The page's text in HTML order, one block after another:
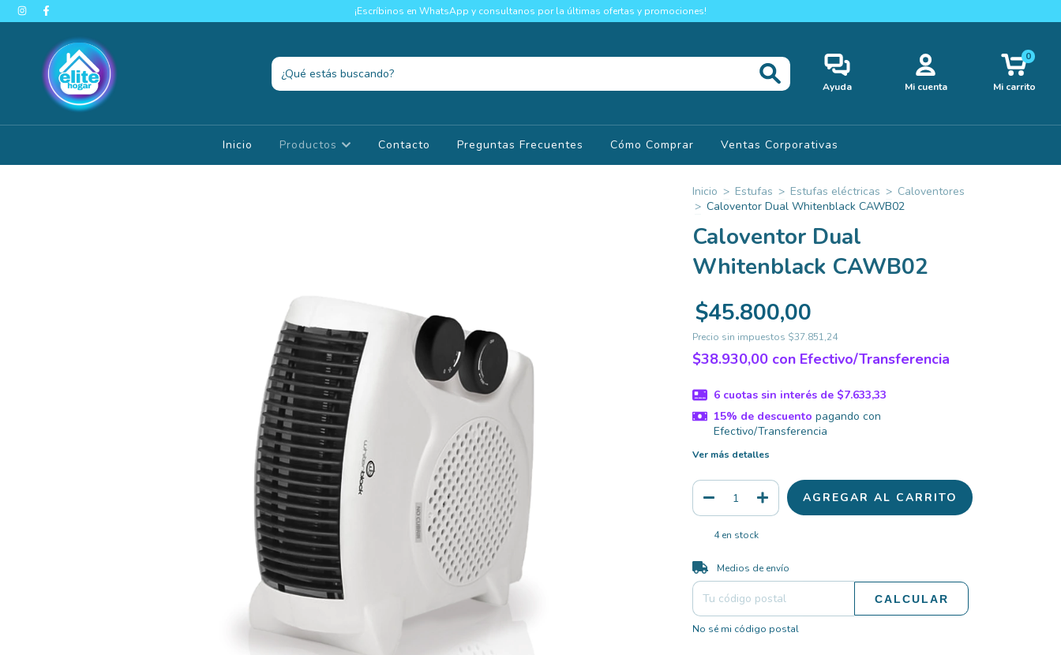
¡Escríbinos en WhatsApp y consultanos por la últimas ofertas y promociones!
Ayuda Mi cuenta Mi carrito
0
Inicio Productos Contacto Preguntas Frecuentes Cómo Comprar Ventas Corporativas
Inicio > Estufas > Estufas eléctricas > Caloventores
> Caloventor Dual Whitenblack CAWB02
Caloventor Dual
Whitenblack CAWB02
$45.800,00
Precio sin impuestos $37.851,24
$38.930,00 con Efectivo/Transferencia
6 cuotas sin interés de $7.633,33
15% de descuento pagando con
Efectivo/Transferencia
Ver más detalles
4en stock
Entregas para el CP:
Medios de envío
CALCULAR
No sé mi código postal